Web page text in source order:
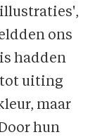
ons
hadden
tot uiting
maar
hun